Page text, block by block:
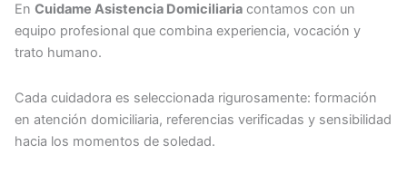
En Cuidame Asistencia Domiciliaria contamos con un
equipo profesional que combina experiencia, vocación y
trato humano.
Cada cuidadora es seleccionada rigurosamente: formación
en atención domiciliaria, referencias verificadas y sensibilidad
hacia los momentos de soledad.